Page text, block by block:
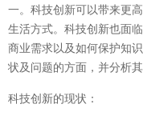
一。科技创新可以带来更
生活方式。科技创新也面
商业需求以及如何保护知
状及问题的方面，并分析其
科技创新的现状：